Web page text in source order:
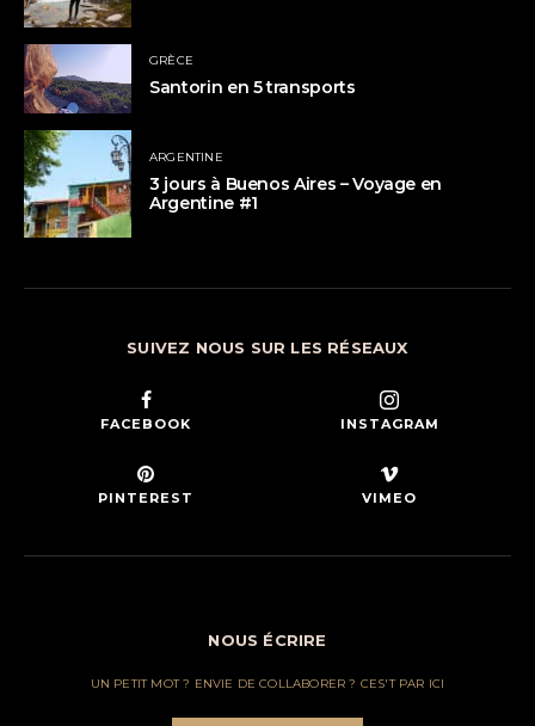
GRÈCE
Santorin en 5 transports
ARGENTINE
3 jours à Buenos Aires – Voyage en
Argentine #1
SUIVEZ NOUS SUR LES RÉSEAUX
FACEBOOK INSTAGRAM
PINTEREST VIMEO
NOUS ÉCRIRE
UN PETIT MOT ? ENVIE DE COLLABORER ? CES'T PAR ICI